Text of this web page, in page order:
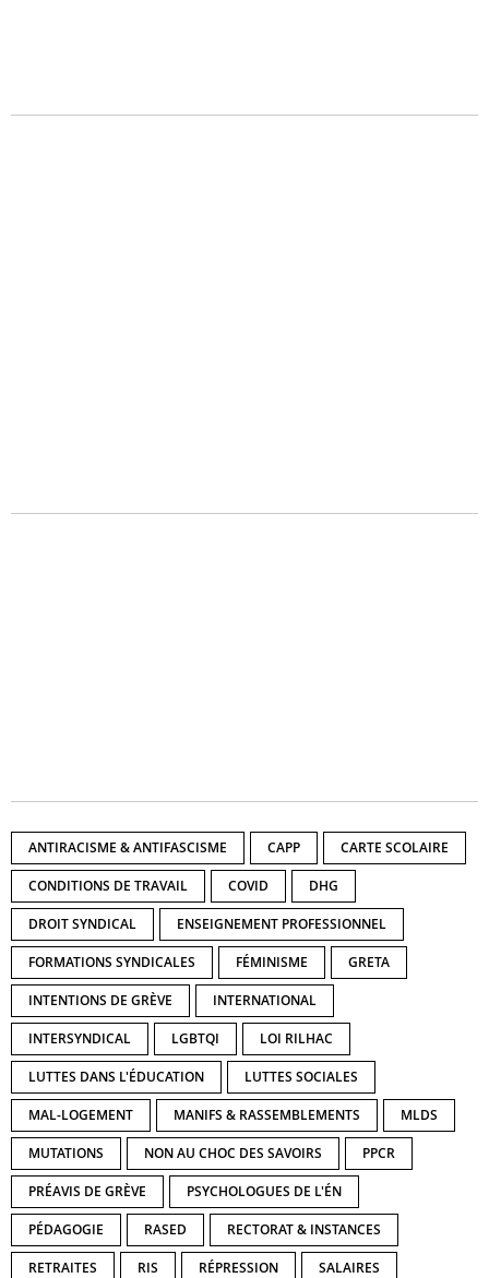
ANTIRACISME & ANTIFASCISME CAPP CARTE SCOLAIRE
CONDITIONS DE TRAVAIL COVID DHG
DROIT SYNDICAL ENSEIGNEMENT PROFESSIONNEL
FORMATIONS SYNDICALES FÉMINISME GRETA
INTENTIONS DE GRÈVE INTERNATIONAL
INTERSYNDICAL LGBTQI LOI RILHAC
LUTTES DANS L'ÉDUCATION LUTTES SOCIALES
MAL-LOGEMENT MANIFS & RASSEMBLEMENTS MLDS
MUTATIONS NON AU CHOC DES SAVOIRS PPCR
PRÉAVIS DE GRÈVE PSYCHOLOGUES DE L'ÉN
PÉDAGOGIE RASED RECTORAT & INSTANCES
RETRAITES RIS RÉPRESSION SALAIRES